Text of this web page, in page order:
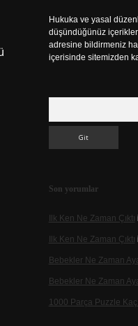
Hukuka ve yasal
düşündüğünüz
adresine bildirmeniz
içerisinde sitemizden
Son yorumlar
Ilk Ken Ne Zaman Çıktı
Ilk Ken Ne Zaman Çıktı
Bebekler Ne Zaman
Bebekler Ne Zaman
1000 Parça Puzzle Kaç